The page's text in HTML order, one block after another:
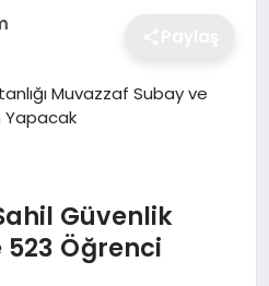
Güvenlik
Öğrenci